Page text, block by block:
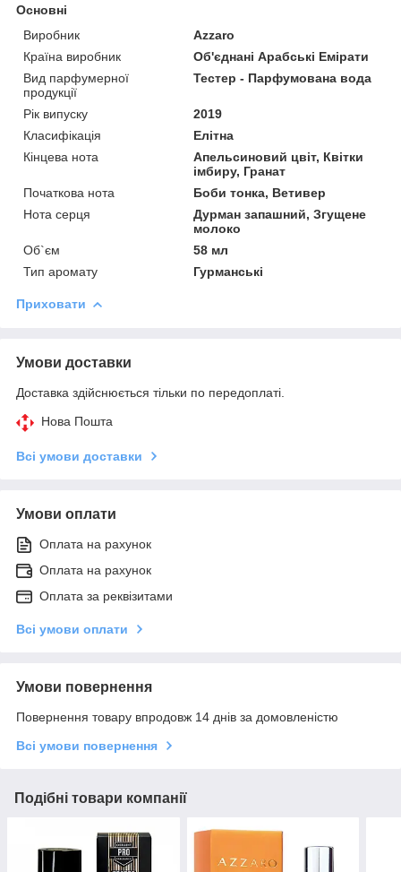
Основні
Виробник
Azzaro
Країна виробник
Об'єднані Арабські Емірати
Вид парфумерної
продукції
Тестер - Парфумована вода
Рік випуску
2019
Класифікація
Елітна
Кінцева нота
Апельсиновий цвіт, Квітки
імбиру, Гранат
Початкова нота
Боби тонка, Ветивер
Нота серця
Дурман запашний, Згущене
молоко
Об`єм
58 мл
Тип аромату
Гурманські
Приховати
Умови доставки
Доставка здійснюється тільки по передоплаті.
Нова Пошта
Всі умови доставки
Умови оплати
Оплата на рахунок
Оплата на рахунок
Оплата за реквізитами
Всі умови оплати
Умови повернення
Повернення товару впродовж 14 днів за домовленістю
Всі умови повернення
Подібні товари компанії